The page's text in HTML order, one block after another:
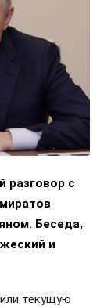
разговор с
Беседа,
и
текущую